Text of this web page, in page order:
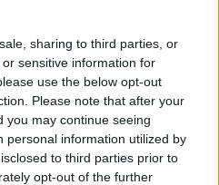
sharing to third parties, or
sensitive information for
use the below opt-out
Please note that after your
you may continue seeing
personal information utilized by
to third parties prior to
opt-out of the further
ha reso meglio
che il classe
è ancora fermo a zero
non gli ha permesso di
fianco di Max Verstappen,
Tsunoda dalla scuderia